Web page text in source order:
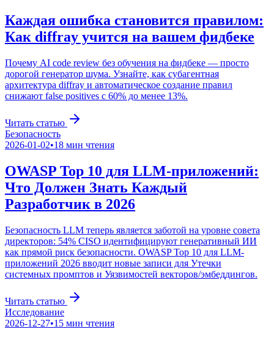
Каждая ошибка становится правилом:
Как diffray учится на вашем фидбеке
Почему AI code review без обучения на фидбеке — просто
дорогой генератор шума. Узнайте, как субагентная
архитектура diffray и автоматическое создание правил
снижают false positives с 60% до менее 13%.
Читать статью
Безопасность
2026-01-02•18 мин чтения
OWASP Top 10 для LLM-приложений:
Что Должен Знать Каждый
Разработчик в 2026
Безопасность LLM теперь является заботой на уровне совета
директоров: 54% CISO идентифицируют генеративный ИИ
как прямой риск безопасности. OWASP Top 10 для LLM-
приложений 2026 вводит новые записи для Утечки
системных промптов и Уязвимостей векторов/эмбеддингов.
Читать статью
Исследование
2026-12-27•15 мин чтения